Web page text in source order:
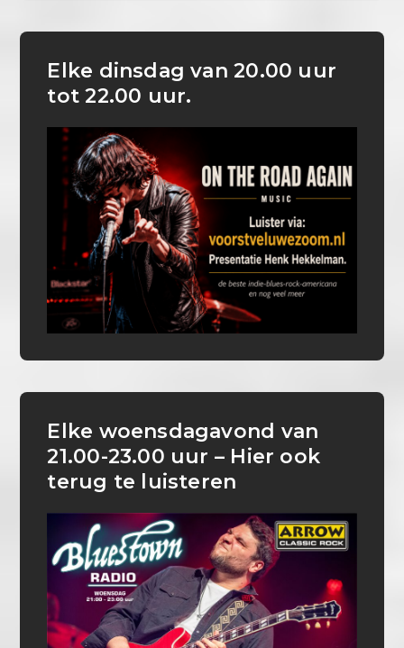
Elke dinsdag van 20.00 uur
tot 22.00 uur.
Elke woensdagavond van
21.00-23.00 uur – Hier ook
terug te luisteren